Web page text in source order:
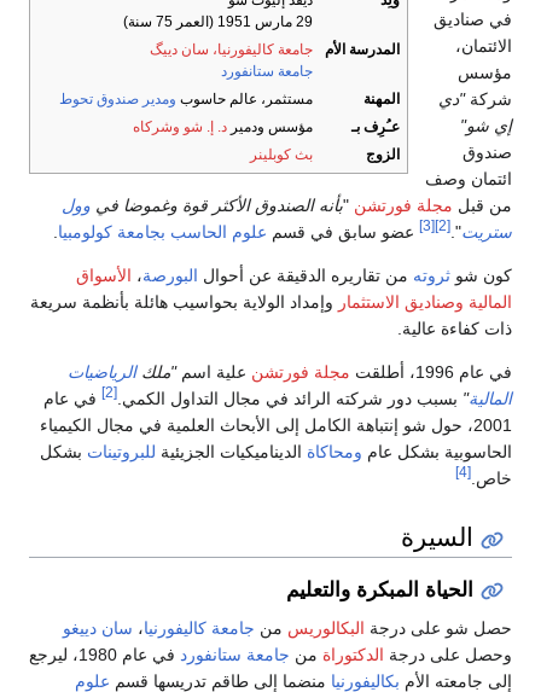
(العمر 75 سنة)
المدرسة الأم
جامعة كاليفورنيا، سان دييگ
جامعة ستانفورد
مستثمر، عالم حاسوبومدير صندوق تحوط
عـُرِف بـ
مؤسس ودميرد. إ. شو وشركاه
بث كوبلينر
صناديق
"دي
شو"
وصف
قبل مجلة فورتشن "بأنه الصندوق الأكثر قوة وغموضا في وول
". عضو سابق في قسمعلوم الحاسب بجامعة كولومبيا.
شو ثروتهمن تقاريره الدقيقة عن أحوالالبورصة،الأسواق
وصناديق الاستثماروإمداد الولاية بحواسيب هائلة بأنظمة سريعة
كفاءة عالية.
عام 1996، أطلقت مجلة فورتشن علية اسم"ملكالرياضيات
"بسبب دور شركته الرائد في مجال التداول الكمي.[2]
في عام
2001، حول شو إنتباهة الكامل إلى الأبحاث العلمية في مجال الكيمياء
بشكل عام ومحاكاةالديناميكيات الجزيئية للبروتيناتبشكل
السيرة
الحياة المبكرة والتعليم
شو على درجةالبكالوريسمن جامعة كاليفورنيا،سان دييغو
على درجةالدكتوراةمن جامعة ستانفورد
في عام 1980، ليرجع
جامعته الأم بكاليفورنيامنضما إلى طاقم تدريسها قسمعلوم